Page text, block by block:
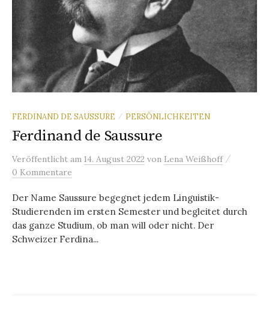
FERDINAND DE SAUSSURE / PERSÖNLICHKEITEN
Ferdinand de Saussure
Veröffentlicht am 14. August 2022 von Lena Weißhoff /
0 Kommentare
Der Name Saussure begegnet jedem Linguistik-
Studierenden im ersten Semester und begleitet durch
das ganze Studium, ob man will oder nicht. Der
Schweizer Ferdina...